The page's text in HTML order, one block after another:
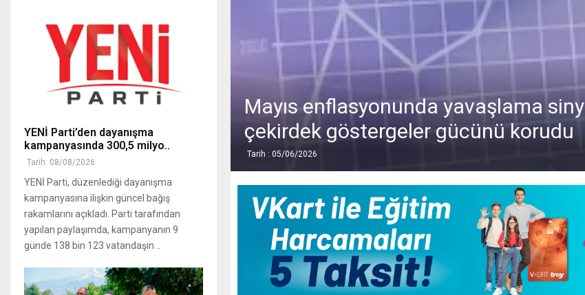
Mayıs enflasyonunda yavaşlama
çekirdek göstergeler gücünü korudu
Tarih : 05/06/2026
YENİ Parti’den dayanışma
kampanyasında 300,5 milyo..
Tarih: 08/08/2026
YENİ Parti, düzenlediği dayanışma
kampanyasına ilişkin güncel bağış
rakamlarını açıkladı. Parti tarafından
yapılan paylaşımda, kampanyanın 9
günde 138 bin 123 vatandaşın ..